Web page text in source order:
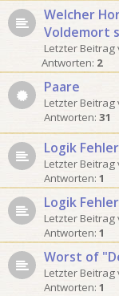
Welcher
Voldemort
Letzter Beitrag
Antworten: 2
Paare
Letzter Beitrag
Antworten: 31
Logik
Letzter Beitrag
Antworten: 1
Logik
Letzter Beitrag
Antworten: 1
Worst of
Letzter Beitrag
Antworten: 1